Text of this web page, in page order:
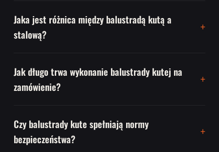
Jaka jest różnica między balustradą kutą a
stalową?
Jak długo trwa wykonanie balustrady kutej na
zamówienie?
Czy balustrady kute spełniają normy
bezpieczeństwa?